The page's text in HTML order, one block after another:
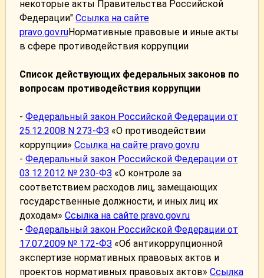
некоторые акты Правительства Российской
Федерации" Ссылка на сайте
pravo.gov.ruНормативные правовые и иные акты
в сфере противодействия коррупции
Список действующих федеральных законов по
вопросам противодействия коррупции
- Федеральный закон Российской Федерации от
25.12.2008 N 273-ФЗ «О противодействии
коррупции» Ссылка на сайте pravo.gov.ru
- Федеральный закон Российской Федерации от
03.12.2012 № 230-ФЗ «О контроле за
соответствием расходов лиц, замещающих
государственные должности, и иных лиц их
доходам» Ссылка на сайте pravo.gov.ru
- Федеральный закон Российской Федерации от
17.07.2009 № 172-ФЗ «Об антикоррупционной
экспертизе нормативных правовых актов и
проектов нормативных правовых актов» Ссылка